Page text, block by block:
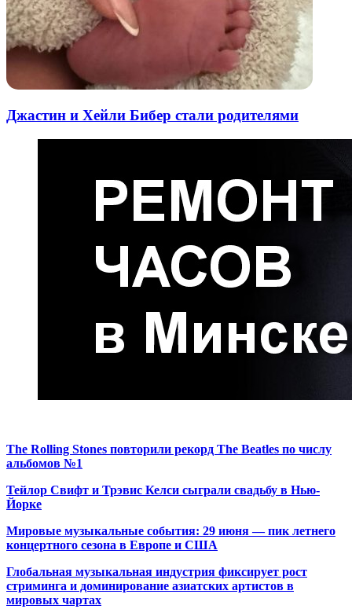
Джастин и Хейли Бибер стали родителями
The Rolling Stones повторили рекорд The Beatles по числу
альбомов №1
Тейлор Свифт и Трэвис Келси сыграли свадьбу в Нью-
Йорке
Мировые музыкальные события: 29 июня — пик летнего
концертного сезона в Европе и США
Глобальная музыкальная индустрия фиксирует рост
стриминга и доминирование азиатских артистов в
мировых чартах